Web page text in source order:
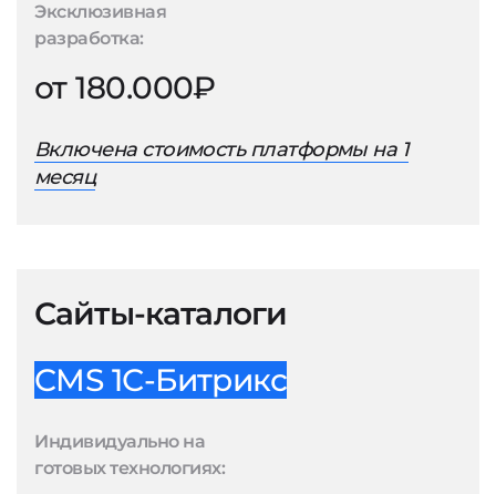
Эксклюзивная
разработка:
от 180.000₽
Включена стоимость платформы на 1
месяц
Сайты-каталоги
CMS 1С-Битрикс
Индивидуально на
готовых технологиях: